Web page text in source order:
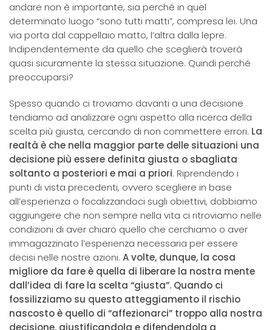
andare non è importante, sia perché in quel
determinato luogo “sono tutti matti”, compresa lei. Una
via porta dal cappellaio matto, l’altra dalla lepre.
Indipendentemente da quello che sceglierà troverà
quasi sicuramente la stessa situazione. Quindi perché
preoccuparsi?
Spesso quando ci troviamo davanti a una decisione
tendiamo ad analizzare ogni aspetto alla ricerca della
scelta più giusta, cercando di non commettere errori. La
realtà è che nella maggior parte delle situazioni una
decisione più essere definita giusta o sbagliata
soltanto a posteriori e mai a priori. Riprendendo i
punti di vista precedenti, ovvero scegliere in base
all’esperienza o focalizzandoci sugli obiettivi, dobbiamo
aggiungere che non sempre nella vita ci ritroviamo nelle
condizioni di aver chiaro quello che cerchiamo o aver
immagazzinato l’esperienza necessaria per essere
decisi nelle nostre azioni. A volte, dunque, la cosa
migliore da fare è quella di liberare la nostra mente
dall’idea di fare la scelta “giusta”. Quando ci
fossilizziamo su questo atteggiamento il rischio
nascosto è quello di “affezionarci” troppo alla nostra
decisione, giustificandola e difendendola a